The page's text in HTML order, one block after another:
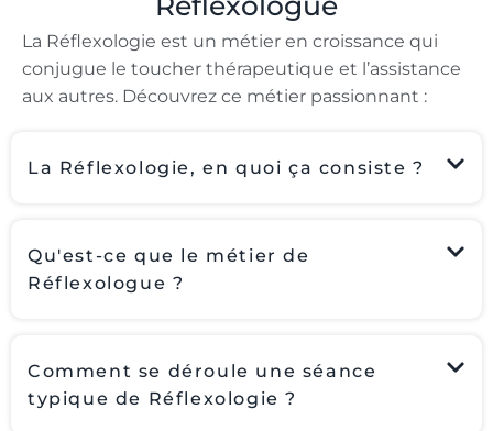
La Réflexologie est un métier en croissance qui
conjugue le toucher thérapeutique et l’assistance
aux autres. Découvrez ce métier passionnant :
La Réflexologie, en quoi ça consiste ?
Qu'est-ce que le métier de
Réflexologue ?
Comment se déroule une séance
typique de Réflexologie ?